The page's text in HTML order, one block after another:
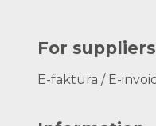
For suppliers
E-faktura / E-